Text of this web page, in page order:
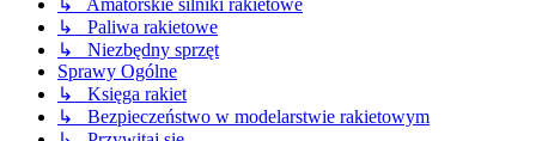
↳ Amatorskie silniki rakietowe
↳ Paliwa rakietowe
↳ Niezbędny sprzęt
Sprawy Ogólne
↳ Księga rakiet
↳ Bezpieczeństwo w modelarstwie rakietowym